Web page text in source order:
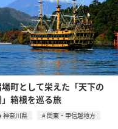
町として栄えた「天下の
箱根を巡る旅
神奈川県 関東・甲信越地方